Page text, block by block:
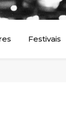
Festivais